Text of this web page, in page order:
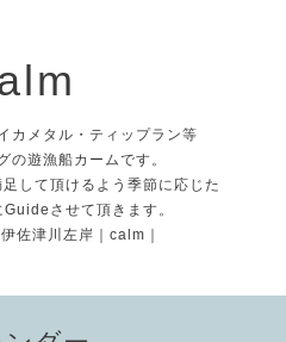
カメタル・ティップラン等
の遊漁船カームです。
して頂けるよう季節に応じた
させて頂きます。
佐津川左岸｜calm｜